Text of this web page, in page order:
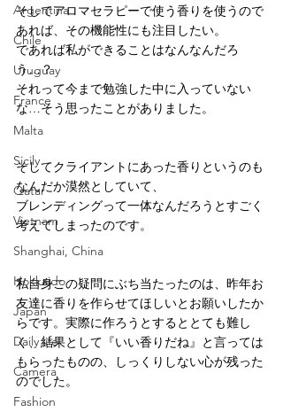
Argentina
Chile
Uruguay
France
Malta
Sicily
Qatar
Vietnam
Shanghai, China
Hokkaido
Japan
Daily life
Camera
Fashion
そしてアロマセラピーで使う香りを使うので
あれば、その機能性にも注目したい。
であれば私ができることはなんなんだろ
う…？
それって今まで勉強した中に入っていない
な…そう思ったことがありました。
そしてクライアントにあった香りというのも
なんだか漠然としていて、
ブレンディングって一体なんだろうとすごく
考えてしまったのです。
私自身この疑問にぶち当たったのは、昨年お
友達に香りを作らせてほしいとお願いしたか
らです。実際に作ろうとするととても難し
く、結果として『いい香りだね』と言っては
もらったものの、しっくりしない心が残った
のでした。